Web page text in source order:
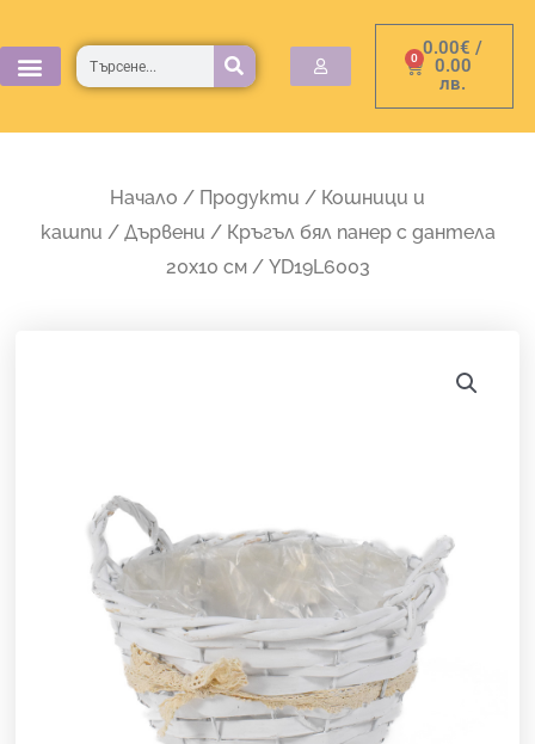
to
content
0.00€ /
0.00
лв.
0
Cart
Търсене
Начало / Продукти / Кошници и
кашпи / Дървени / Кръгъл бял панер с дантела
20х10 см / YD19L6003